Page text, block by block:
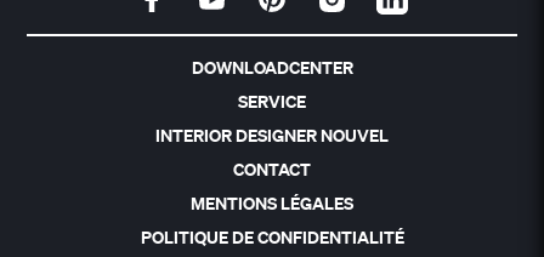
DOWNLOADCENTER
SERVICE
INTERIOR DESIGNER NOUVEL
CONTACT
MENTIONS LÉGALES
POLITIQUE DE CONFIDENTIALITÉ